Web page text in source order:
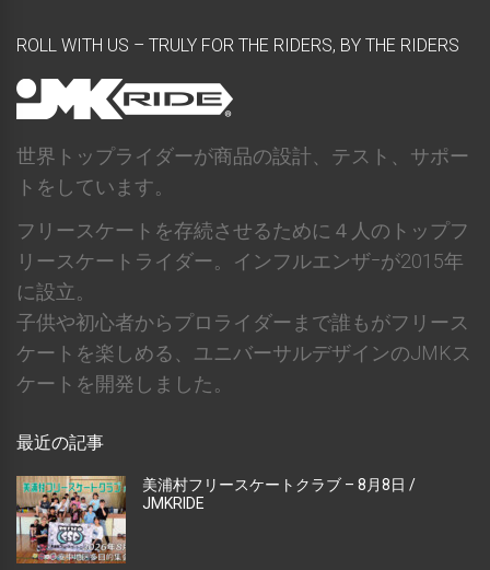
ROLL WITH US – TRULY FOR THE RIDERS, BY THE RIDERS
世界トップライダーが商品の設計、テスト、サポー
トをしています。
フリースケートを存続させるために４人のトップフ
リースケートライダー。インフルエンザｰが2015年
に設立。
子供や初心者からプロライダーまで誰もがフリース
ケートを楽しめる、ユニバーサルデザインのJMKス
ケートを開発しました。
最近の記事
美浦村フリースケートクラブ – 8月8日 /
JMKRIDE